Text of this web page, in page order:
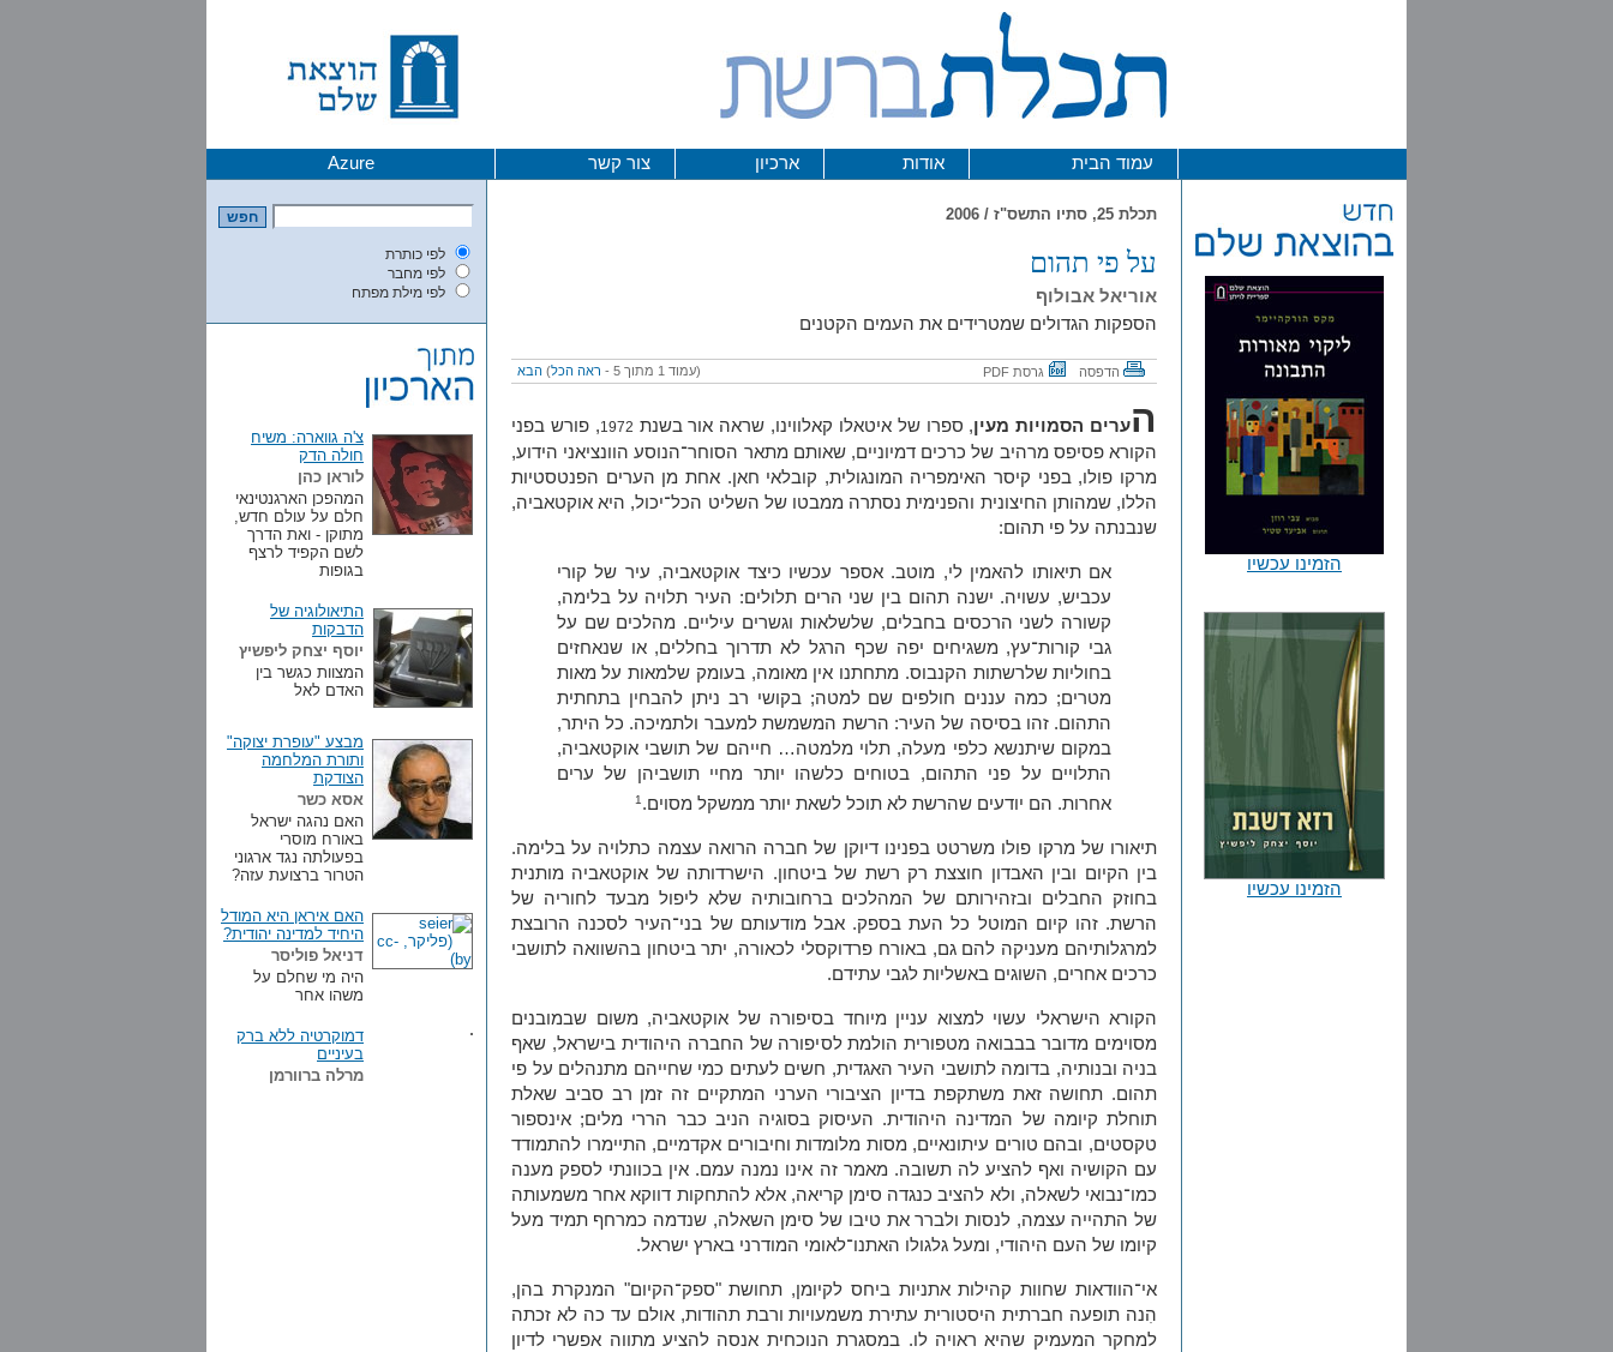
עמוד הבית אודות ארכיון צור קשר Azure
הזמינו עכשיו
הזמינו עכשיו
תכלת 25, סתיו התשס"ז / 2006
על פי תהום
אוריאל אבולוף
הספקות הגדולים שמטרידים את העמים הקטנים
הדפסה גרסת PDF (עמוד 1 מתוך 5 - ראה הכל) הבא
הערים הסמויות מעין, ספרו של איטאלו קאלווינו, שראה אור בשנת 1972, פורש בפני
הקורא פסיפס מרהיב של כרכים דמיוניים, שאותם מתאר הסוחר־הנוסע הוונציאני הידוע,
מרקו פולו, בפני קיסר האימפריה המונגולית, קובלאי חאן. אחת מן הערים הפנטסטיות
הללו, שמהותן החיצונית והפנימית נסתרה ממבטו של השליט הכל־יכול, היא אוקטאביה,
שנבנתה על פי תהום:
אם תיאותו להאמין לי, מוטב. אספר עכשיו כיצד אוקטאביה, עיר של קורי
עכביש, עשויה. ישנה תהום בין שני הרים תלולים: העיר תלויה על בלימה,
קשורה לשני הרכסים בחבלים, שלשלאות וגשרים עיליים. מהלכים שם על
גבי קורות־עץ, משגיחים יפה שכף הרגל לא תדרוך בחללים, או שנאחזים
בחוליות שלרשתות הקנבוס. מתחתנו אין מאומה, בעומק שלמאות על מאות
מטרים; כמה עננים חולפים שם למטה; בקושי רב ניתן להבחין בתחתית
התהום. זהו בסיסה של העיר: הרשת המשמשת למעבר ולתמיכה. כל היתר,
במקום שיתנשא כלפי מעלה, תלוי מלמטה… חייהם של תושבי אוקטאביה,
התלויים על פני התהום, בטוחים כלשהו יותר מחיי תושביהן של ערים
אחרות. הם יודעים שהרשת לא תוכל לשאת יותר ממשקל מסוים. 1
תיאורו של מרקו פולו משרטט בפנינו דיוקן של חברה הרואה עצמה כתלויה על בלימה.
בין הקיום ובין האבדון חוצצת רק רשת של ביטחון. הישרדותה של אוקטאביה מותנית
בחוזק החבלים ובזהירותם של המהלכים ברחובותיה שלא ליפול מבעד לחוריה של
הרשת. זהו קיום המוטל כל העת בספק. אבל מודעותם של בני־העיר לסכנה הרובצת
למרגלותיהם מעניקה להם גם, באורח פרדוקסלי לכאורה, יתר ביטחון בהשוואה לתושבי
כרכים אחרים, השוגים באשליות לגבי עתידם.
הקורא הישראלי עשוי למצוא עניין מיוחד בסיפורה של אוקטאביה, משום שבמובנים
מסוימים מדובר בבבואה מטפורית הולמת לסיפורה של החברה היהודית בישראל, שאף
בניה ובנותיה, בדומה לתושבי העיר האגדית, חשים לעתים כמי שחייהם מתנהלים על פי
תהום. תחושה זאת משתקפת בדיון הציבורי הערני המתקיים זה זמן רב סביב שאלת
תוחלת קיומה של המדינה היהודית. העיסוק בסוגיה הניב כבר הררי מלים; אינספור
טקסטים, ובהם טורים עיתונאיים, מסות מלומדות וחיבורים אקדמיים, התיימרו להתמודד
עם הקושיה ואף להציע לה תשובה. מאמר זה אינו נמנה עמם. אין בכוונתי לספק מענה
כמו־נבואי לשאלה, ולא להציב כנגדה סימן קריאה, אלא להתחקות דווקא אחר משמעותה
של התהייה עצמה, לנסות ולברר את טיבו של סימן השאלה, שנדמה כמרחף תמיד מעל
קיומו של העם היהודי, ומעל גלגולו האתנו־לאומי המודרני בארץ ישראל.
אי־הוודאות שחוות קהילות אתניות ביחס לקיומן, תחושת "ספק־הקיום" המנקרת בהן,
הִנה תופעה חברתית היסטורית עתירת משמעויות ורבת תהודות, אולם עד כה לא זכתה
למחקר המעמיק שהיא ראויה לו. במסגרת הנוכחית אנסה להציע מתווה אפשרי לדיון
לפי כותרת
לפי מחבר
לפי מילת מפתח
צ'ה גווארה: משיח
חולה הדק
לוראן כהן
המהפכן הארגנטינאי
חלם על עולם חדש,
מתוקן - ואת הדרך
לשם הקפיד לרצף
בגופות
התיאולוגיה של
הדבקות
יוסף יצחק ליפשיץ
המצוות כגשר בין
האדם לאל
מבצע "עופרת יצוקה"
ותורת המלחמה
הצודקת
אסא כשר
האם נהגה ישראל
באורח מוסרי
בפעולתה נגד ארגוני
הטרור ברצועת עזה?
האם איראן היא המודל
היחיד למדינה יהודית?
דניאל פוליסר
היה מי שחלם על
משהו אחר
דמוקרטיה ללא ברק
בעיניים
מרלה ברוורמן